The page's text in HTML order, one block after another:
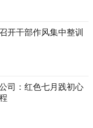
开干部作风集中整训
司：红色七月践初心